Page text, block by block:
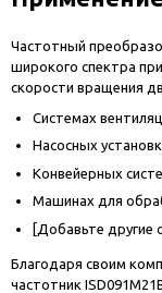
Частотный
широкого спектра
скорости вращения
Системах
Насосных
Конвейерных
Машинах для
[Добавьте другие
Благодаря своим
частотник